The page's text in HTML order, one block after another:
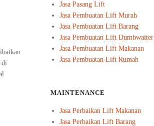
di
Jasa Pasang Lift
Jasa Pembuatan Lift Murah
Jasa Pembuatan Lift Barang
Jasa Pembuatan Lift Dumbwaiter
Jasa Pembuatan Lift Makanan
Jasa Pembuatan Lift Rumah
MAINTENANCE
Jasa Perbaikan Lift Makanan
Jasa Perbaikan Lift Barang